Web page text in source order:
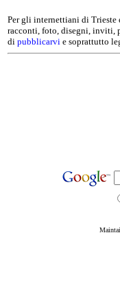
Per gli internettiani di Trieste
racconti, foto, disegni, inviti,
di pubblicarvi e soprattutto